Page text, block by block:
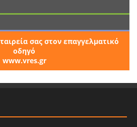
σας στον επαγγελματικό
οδηγό
www.vres.gr